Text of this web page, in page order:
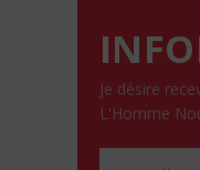
Je désire
L'Homme